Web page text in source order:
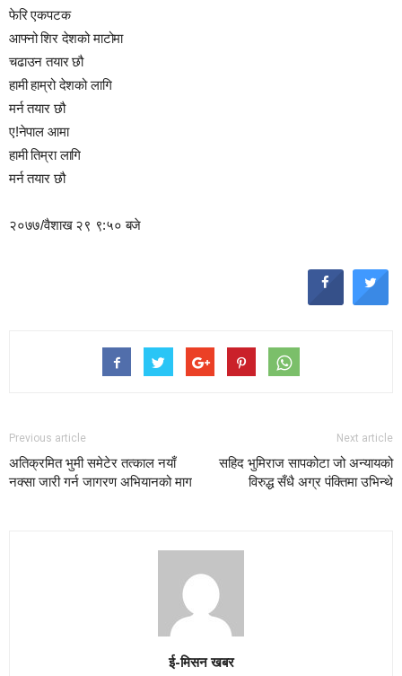
फेरि एकपटक
आफ्नो शिर देशको माटोमा
चढाउन तयार छौ
हामी हाम्रो देशको लागि
मर्न तयार छौ
ए!नेपाल आमा
हामी तिम्रा लागि
मर्न तयार छौ
२०७७/वैशाख २९ ९:५० बजे
Previous article
अतिक्रमित भुमी समेटेर तत्काल नयाँ
नक्सा जारी गर्न जागरण अभियानको माग
Next article
सहिद भुमिराज सापकोटा जो अन्यायको
विरुद्ध सँधै अग्र पंक्तिमा उभिन्थे
ई-मिसन खबर